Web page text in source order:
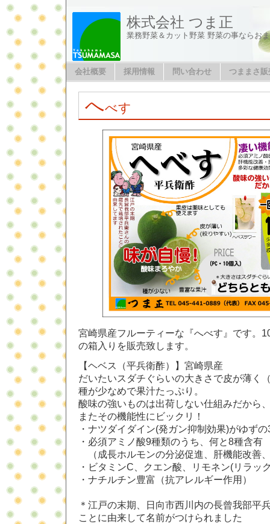
株式会社 つま正
業務野菜＆カット野菜 野菜の事ならお
会社概要 採用情報 問い合わせ つままさ
へべす
宮崎県産フルーティーな『へべす』です。
の箱入りを販売致します。
【ヘベス（平兵衛酢）】宮崎県産
だいたいスダチぐらいの大きさで皮が薄く
種が少なめで果汁たっぷり。
酸味の強いものは出荷しない仕組みだから
またその機能性にビックリ！
・ナツダイダイン(発ガン抑制効果)がゆず
・必須アミノ酸9種類のうち、何と8種含有
（成長ホルモンの分泌促進、肝機能改善
・ビタミンC、クエン酸、リモネン(リラッ
・ナチルチン豊富（抗アレルギー作用）
＊江戸の末期、日向市西川内の長曾我部平
ことに由来して名前がつけられました